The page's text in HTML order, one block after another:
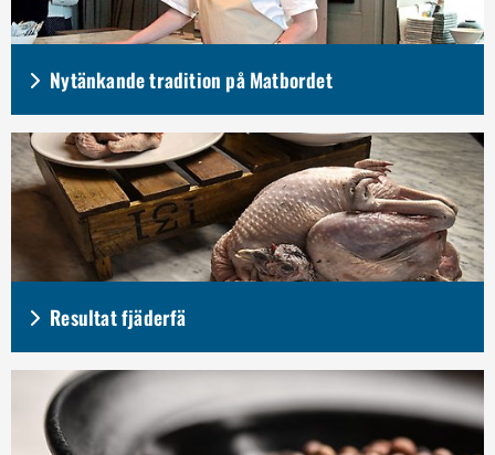
Nytänkande tradition på Matbordet
Resultat fjäderfä